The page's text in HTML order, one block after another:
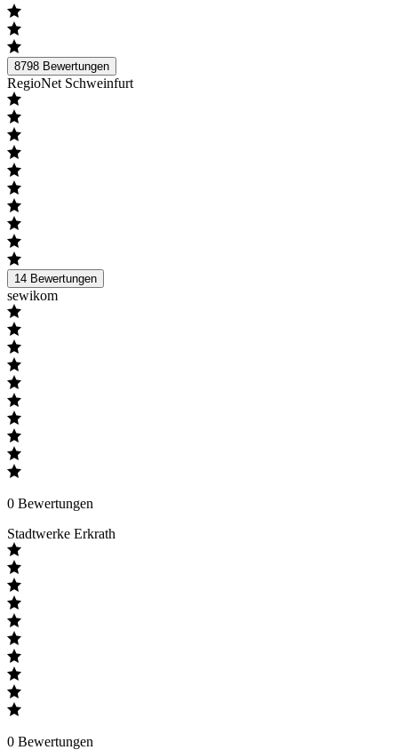
8798 Bewertungen
RegioNet Schweinfurt
14 Bewertungen
sewikom
0 Bewertungen
Stadtwerke Erkrath
0 Bewertungen